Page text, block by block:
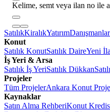
Kelime, semt veya ilan no ile
SatılıkKiralıkYatırımDanışmanlar
Konut
Satılık KonutSatılık DaireYeni
İş Yeri & Arsa
Satılık İş YeriSatılık Dükkan
Projeler
Tüm ProjelerAnkara Konut
Kaynaklar
Satın Alma RehberiKonut